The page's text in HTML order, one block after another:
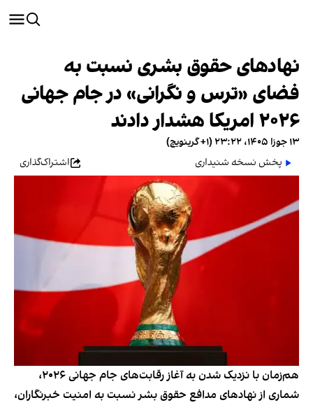
نهادهای حقوق بشری نسبت به
فضای «ترس و نگرانی» در جام جهانی
۲۰۲۶ امریکا هشدار دادند
۱۳ جوزا ۱۴۰۵، ۲۳:۲۲ (‎+۱ گرینویچ)
پخش نسخه شنیداری
اشتراک‌گذاری
هم‌زمان با نزدیک شدن به آغاز رقابت‌های جام جهانی ۲۰۲۶،
شماری از نهادهای مدافع حقوق بشر نسبت به امنیت خبرنگاران،